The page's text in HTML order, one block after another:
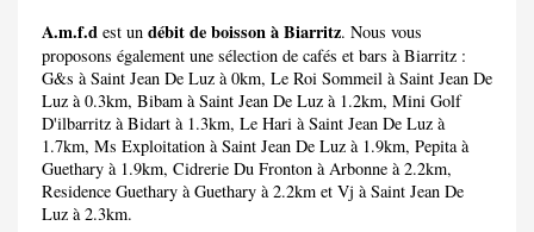
A.m.f.d est un débit de boisson à Biarritz. Nous vous
proposons également une sélection de cafés et bars à Biarritz :
G&s à Saint Jean De Luz à 0km, Le Roi Sommeil à Saint Jean De
Luz à 0.3km, Bibam à Saint Jean De Luz à 1.2km, Mini Golf
D'ilbarritz à Bidart à 1.3km, Le Hari à Saint Jean De Luz à
1.7km, Ms Exploitation à Saint Jean De Luz à 1.9km, Pepitaà
Guethary à 1.9km, Cidrerie Du Fronton à Arbonne à 2.2km,
Residence Guethary à Guethary à 2.2km et Vj à Saint Jean De
Luz à 2.3km.